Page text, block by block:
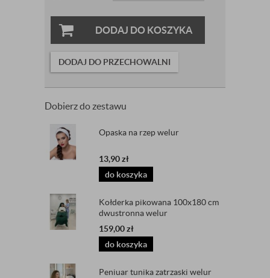
DODAJ DO KOSZYKA
DODAJ DO PRZECHOWALNI
Dobierz do zestawu
Opaska na rzep welur
13,90zł
do koszyka
Kołderka pikowana 100x180 cm
dwustronna welur
159,00zł
do koszyka
Peniuar tunika zatrzaski welur